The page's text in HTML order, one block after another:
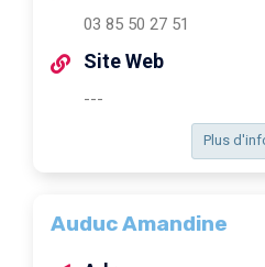
Plus
03 85 50 27 51
Site Web
---
Auduc Amandine